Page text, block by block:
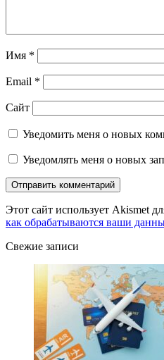
Имя *
Email *
Сайт
Уведомить меня о новых
Уведомлять меня о новых
Этот сайт использует Akismet
как обрабатываются ваши
Свежие записи